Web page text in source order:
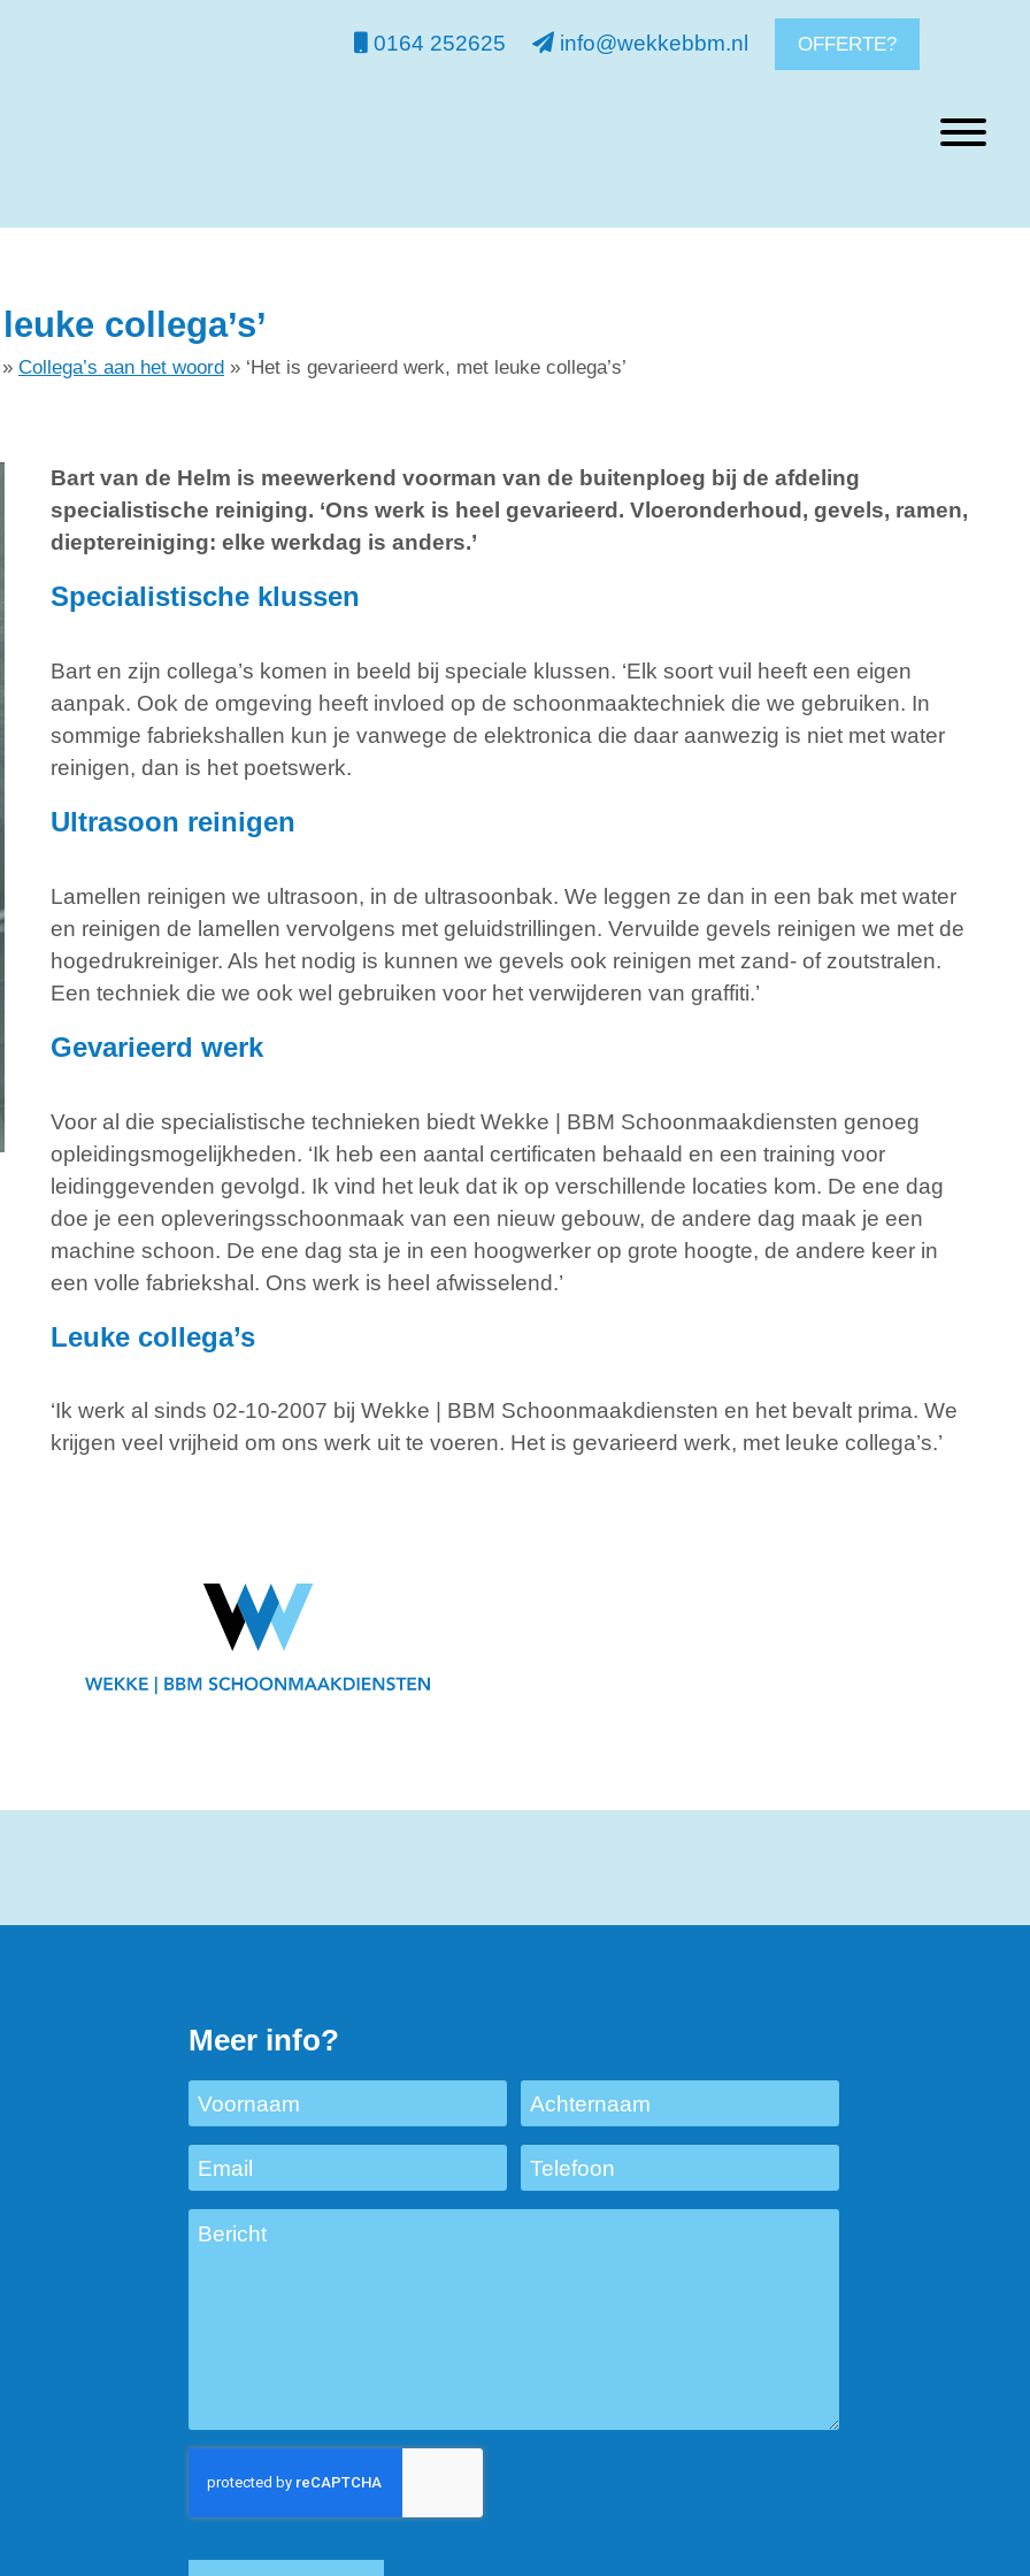
0164 252625 info@wekkebbm.nl OFFERTE?
Menu
Skip
collega’s’
» Collega’s aan het woord » ‘Het is gevarieerd werk, met leuke collega’s’
Bart van de Helm is meewerkend voorman van de buitenploeg bij de afdeling
specialistische reiniging. ‘Ons werk is heel gevarieerd. Vloeronderhoud, gevels, ramen,
dieptereiniging: elke werkdag is anders.’
Specialistische klussen
Bart en zijn collega’s komen in beeld bij speciale klussen. ‘Elk soort vuil heeft een eigen
aanpak. Ook de omgeving heeft invloed op de schoonmaaktechniek die we gebruiken. In
sommige fabriekshallen kun je vanwege de elektronica die daar aanwezig is niet met water
reinigen, dan is het poetswerk.
Ultrasoon reinigen
Lamellen reinigen we ultrasoon, in de ultrasoonbak. We leggen ze dan in een bak met water
en reinigen de lamellen vervolgens met geluidstrillingen. Vervuilde gevels reinigen we met de
hogedrukreiniger. Als het nodig is kunnen we gevels ook reinigen met zand- of zoutstralen.
Een techniek die we ook wel gebruiken voor het verwijderen van graffiti.’
Gevarieerd werk
Voor al die specialistische technieken biedt Wekke | BBM Schoonmaakdiensten genoeg
opleidingsmogelijkheden. ‘Ik heb een aantal certificaten behaald en een training voor
leidinggevenden gevolgd. Ik vind het leuk dat ik op verschillende locaties kom. De ene dag
doe je een opleveringsschoonmaak van een nieuw gebouw, de andere dag maak je een
machine schoon. De ene dag sta je in een hoogwerker op grote hoogte, de andere keer in
een volle fabriekshal. Ons werk is heel afwisselend.’
Leuke collega’s
‘Ik werk al sinds 02-10-2007 bij Wekke | BBM Schoonmaakdiensten en het bevalt prima. We
krijgen veel vrijheid om ons werk uit te voeren. Het is gevarieerd werk, met leuke collega’s.’
Meer info?
Voornaam Achternaam
Email Telefoon
Bericht